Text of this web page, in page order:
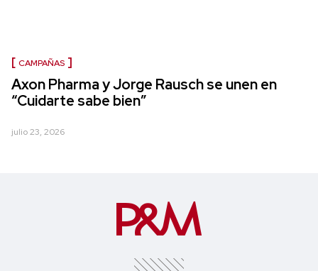
CAMPAÑAS
Axon Pharma y Jorge Rausch se unen en
“Cuidarte sabe bien”
julio 23, 2026